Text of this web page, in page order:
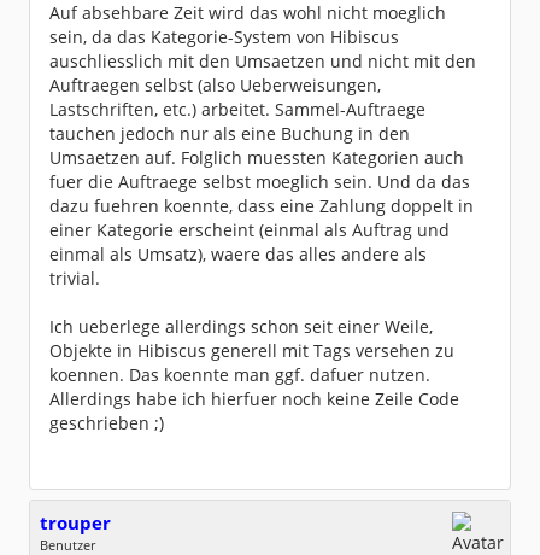
Dabei seit:
03 / 2005
Auf absehbare Zeit wird das wohl nicht moeglich
sein, da das Kategorie-System von Hibiscus
auschliesslich mit den Umsaetzen und nicht mit den
Auftraegen selbst (also Ueberweisungen,
Lastschriften, etc.) arbeitet. Sammel-Auftraege
tauchen jedoch nur als eine Buchung in den
Umsaetzen auf. Folglich muessten Kategorien auch
fuer die Auftraege selbst moeglich sein. Und da das
dazu fuehren koennte, dass eine Zahlung doppelt in
einer Kategorie erscheint (einmal als Auftrag und
einmal als Umsatz), waere das alles andere als
trivial.
Ich ueberlege allerdings schon seit einer Weile,
Objekte in Hibiscus generell mit Tags versehen zu
koennen. Das koennte man ggf. dafuer nutzen.
Allerdings habe ich hierfuer noch keine Zeile Code
geschrieben ;)
trouper
Benutzer